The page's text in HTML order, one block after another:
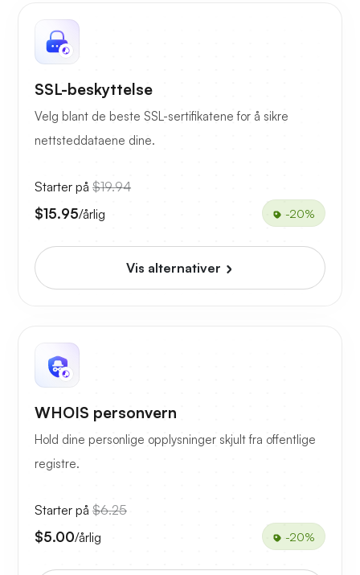
SSL-beskyttelse
Velg blant de beste SSL-sertifikatene for å sikre
nettsteddataene dine.
Starter på $19.94
$15.95/årlig -20%
Vis alternativer
WHOIS personvern
Hold dine personlige opplysninger skjult fra offentlige
registre.
Starter på $6.25
$5.00/årlig -20%